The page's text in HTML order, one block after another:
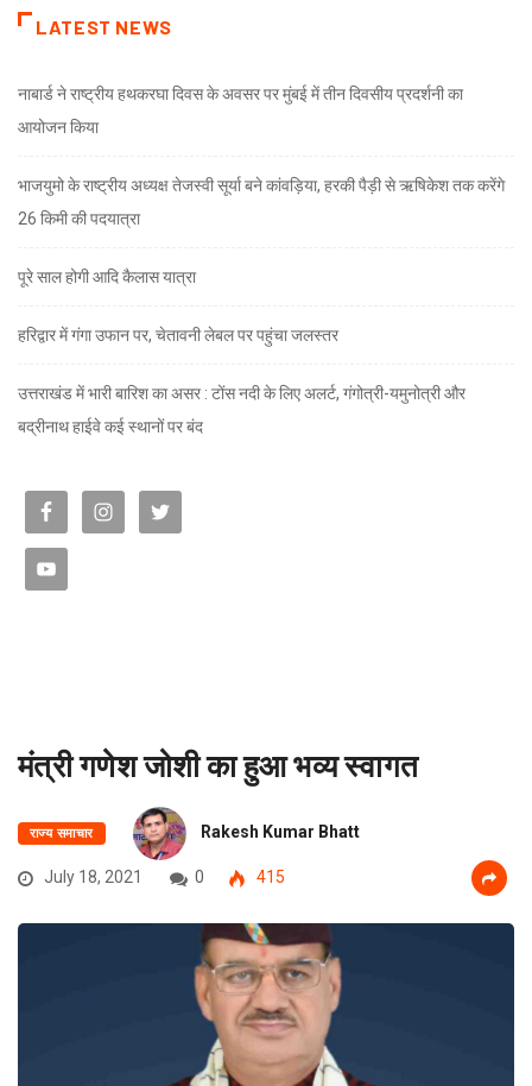
LATEST NEWS
नाबार्ड ने राष्ट्रीय हथकरघा दिवस के अवसर पर मुंबई में तीन दिवसीय प्रदर्शनी का
आयोजन किया
भाजयुमो के राष्ट्रीय अध्यक्ष तेजस्वी सूर्या बने कांवड़िया, हरकी पैड़ी से ऋषिकेश तक करेंगे
26 किमी की पदयात्रा
पूरे साल होगी आदि कैलास यात्रा
हरिद्वार में गंगा उफान पर, चेतावनी लेबल पर पहुंचा जलस्तर
उत्तराखंड में भारी बारिश का असर : टोंस नदी के लिए अलर्ट, गंगोत्री-यमुनोत्री और
बद्रीनाथ हाईवे कई स्थानों पर बंद
मंत्री गणेश जोशी का हुआ भव्य स्वागत
राज्य समाचार Rakesh Kumar Bhatt
July 18, 2021 0 415